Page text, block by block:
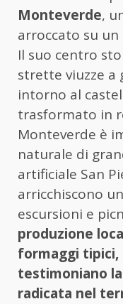
Monteverde,
arroccato su un
Il suo centro
strette viuzze a
intorno al
trasformato in
Monteverde è
naturale di
artificiale San
arricchiscono
escursioni e
produzione
formaggi tipici,
testimoniano
radicata nel